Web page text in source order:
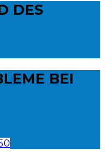
DES
BEI